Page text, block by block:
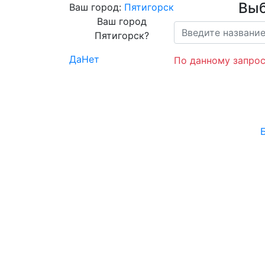
Ваш город: Пятигорск
Ваш город
Пятигорск?
ДаНет По данному